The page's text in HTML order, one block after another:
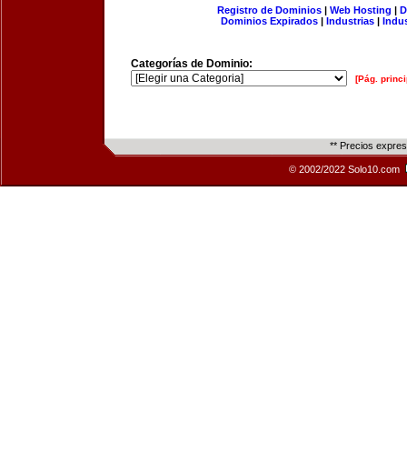
Registro de Dominios| Web Hosting |
Dominios Expirados | Industrias |
Categorías de Dominio:
[Pág.
** Precios
© 2002/2022 Solo10.com